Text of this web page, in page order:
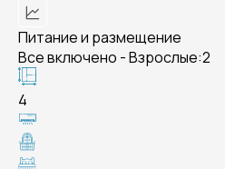
Питание и размещение
Все включено - Взрослые:2
4